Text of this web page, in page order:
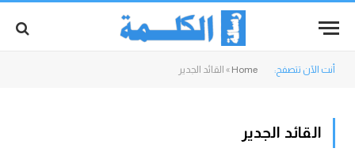
أنت الآن تتصفح: Home
» القائد الجدير
القائد الجدير